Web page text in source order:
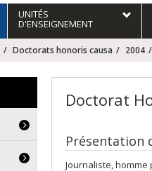
UNITÉS
D'ENSEIGNEMENT
Doctorats honoris causa 2004
Doctorat
Présentation
Journaliste,